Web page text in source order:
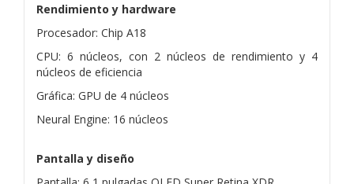
Rendimiento y hardware
Procesador: Chip A18
CPU: 6 núcleos, con 2 núcleos de rendimiento y 4
núcleos de eficiencia
Gráfica: GPU de 4 núcleos
Neural Engine: 16 núcleos
Pantalla y diseño